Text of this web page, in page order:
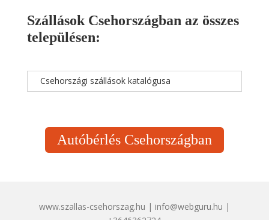
Szállások Csehországban az összes
településen:
Csehországi szállások katalógusa
Autóbérlés Csehországban
www.szallas-csehorszag.hu | info@webguru.hu |